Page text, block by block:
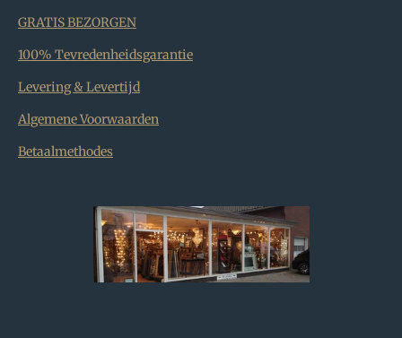
GRATIS BEZORGEN
100% Tevredenheidsgarantie
Levering & Levertijd
Algemene Voorwaarden
Betaalmethodes